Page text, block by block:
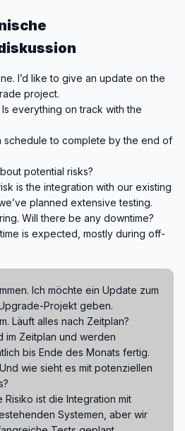
I’d like to give an update on the
project.
Is everything on track with the
schedule to complete by the end of
potential risks?
is the integration with our existing
planned extensive testing.
Will there be any downtime?
is expected, mostly during off-
Ich möchte ein Update zum
Projekt geben.
Läuft alles nach Zeitplan?
im Zeitplan und werden
bis Ende des Monats fertig.
wie sieht es mit potenziellen
Risiko ist die Integration mit
Systemen, aber wir